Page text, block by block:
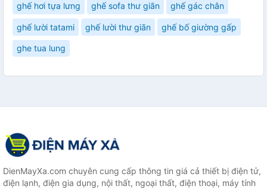
ghế hơi tựa lưng ghế sofa thư giãn ghế gác chân
ghế lười tatami ghế lười thư giãn ghế bố giường gấp
ghe tua lung
DienMayXa.com chuyên cung cấp thông tin giá cả thiết bị điện tử,
điện lạnh, điện gia dụng, nội thất, ngoại thất, điện thoại, máy tính